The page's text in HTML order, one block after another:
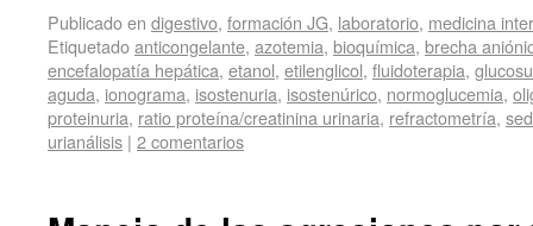
Publicado en digestivo, formación JG, laboratorio, medicina
Etiquetadoanticongelante, azotemia, bioquímica, brecha
encefalopatía hepática, etanol, etilenglicol, fluidoterapia,
aguda, ionograma, isostenuria, isostenúrico, normoglucemia,
proteinuria, ratio proteína/creatinina urinaria, refractometría,
urianálisis | 2 comentarios